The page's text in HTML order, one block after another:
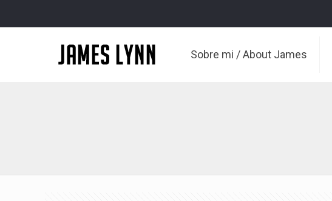
Sobre mi / About James